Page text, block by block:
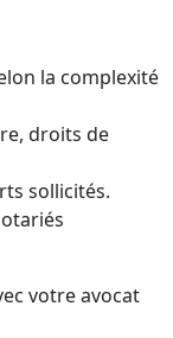
la complexité
droits de
sollicités.
votre avocat